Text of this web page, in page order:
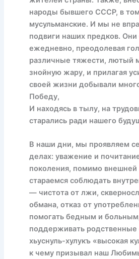
народы бывшего СССР, в
мусульманские. И мы не
подвиги наших предков. Они
ежедневно, преодолевая
различные тяжести, лютый
знойную жару, и прилагая
своей жизни добывали
Победу,
И находясь в тылу, на
старались ради нашего
В наши дни, мы проявляем
делах: уважение и
поколения, помимо внешней
стараемся соблюдать
— чистота от лжи,
обмана, отказ от
помогать бедным и
поддерживать родственные
хьуснуль-хулукъ «высокая
к чему призывал наш